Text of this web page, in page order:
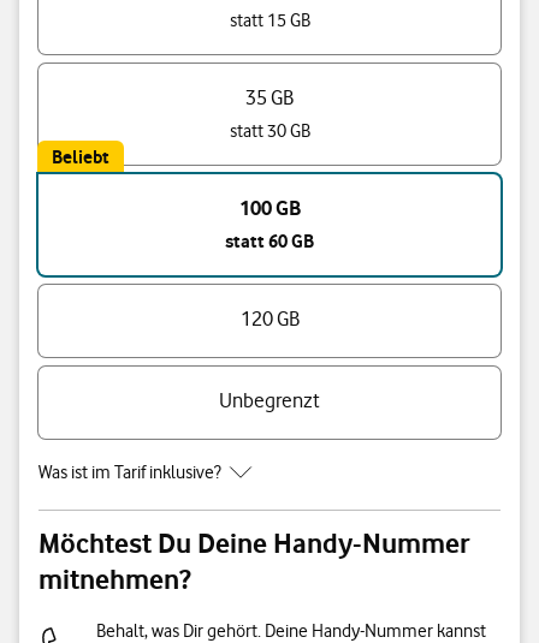
statt 15 GB
35 GB
statt 30 GB
Beliebt
100 GB
statt 60 GB
120 GB
Unbegrenzt
Was ist im Tarif inklusive?
Möchtest Du Deine Handy-Nummer
mitnehmen?
Behalt, was Dir gehört. Deine Handy-Nummer kannst